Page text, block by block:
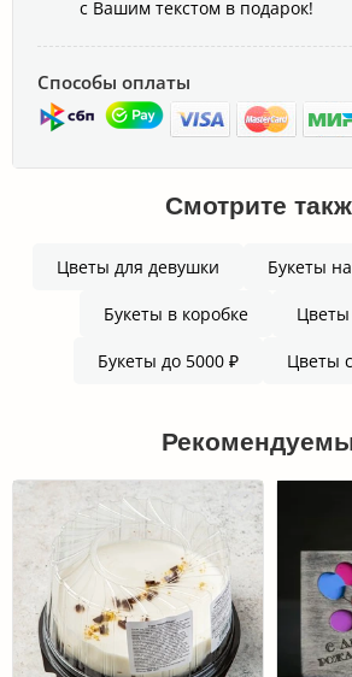
с Вашим текстом в подарок!
Способы оплаты
Смотрите
Цветы для девушки Букеты
Букеты в коробке
Букеты до 5000 ₽ Цветы